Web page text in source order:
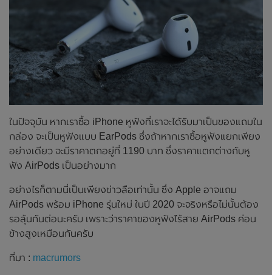
ในปัจจุบัน หากเราซื้อ iPhone หูฟังที่เราจะได้รับมาเป็นของแถมใน
กล่อง จะเป็นหูฟังแบบ EarPods ซึ่งถ้าหากเราซื้อหูฟังแยกเพียง
อย่างเดียว จะมีราคาตกอยู่ที่ 1190 บาท ซึ่งราคาแตกต่างกับหู
ฟัง AirPods เป็นอย่างมาก
อย่างไรก็ตามนี่เป็นเพียงข่าวลือเท่านั้น ซึ่ง Apple อาจแถม
AirPods พร้อม iPhone รุ่นใหม่ ในปี 2020 จะจริงหรือไม่นั้นต้อง
รอลุ้นกันต่อนะครับ เพราะว่าราคาของหูฟังไร้สาย AirPods ค่อน
ข้างสูงเหมือนกันครับ
ที่มา : macrumors